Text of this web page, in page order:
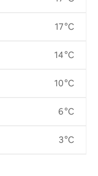
17 °C
14 °C
10 °C
6 °C
3 °C